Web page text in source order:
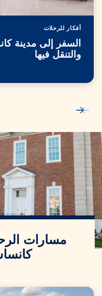
أفكار للرحلات
السفر إلى مدينة
والتنقل فيها
مسارات